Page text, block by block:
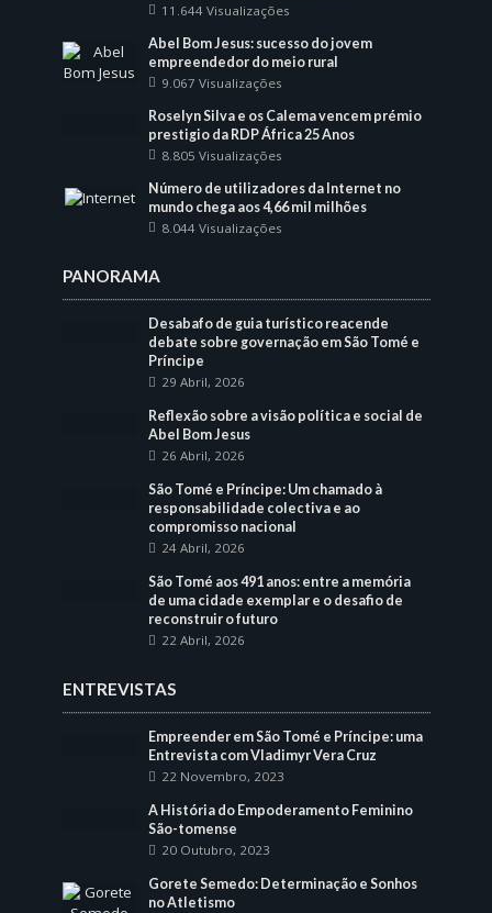
11.644 Visualizações
Abel Bom Jesus: sucesso do jovem
empreendedor do meio rural
9.067 Visualizações
Roselyn Silva e os Calema vencem prémio
prestigio da RDP África 25 Anos
8.805 Visualizações
Número de utilizadores da Internet no
mundo chega aos 4,66 mil milhões
8.044 Visualizações
PANORAMA
Desabafo de guia turístico reacende
debate sobre governação em São Tomé e
Príncipe
29 Abril, 2026
Reflexão sobre a visão política e social de
Abel Bom Jesus
26 Abril, 2026
São Tomé e Príncipe: Um chamado à
responsabilidade colectiva e ao
compromisso nacional
24 Abril, 2026
São Tomé aos 491 anos: entre a memória
de uma cidade exemplar e o desafio de
reconstruir o futuro
22 Abril, 2026
ENTREVISTAS
Empreender em São Tomé e Príncipe: uma
Entrevista com Vladimyr Vera Cruz
22 Novembro, 2023
A História do Empoderamento Feminino
São-tomense
20 Outubro, 2023
Gorete Semedo: Determinação e Sonhos
no Atletismo